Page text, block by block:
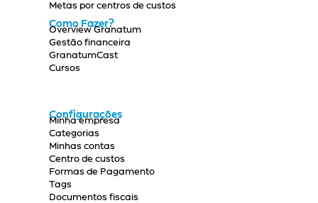
Metas por centros de custos
Como Fazer?
Overview Granatum
Gestão financeira
GranatumCast
Cursos
Configurações
Minha empresa
Categorias
Minhas contas
Centro de custos
Formas de Pagamento
Tags
Documentos fiscais